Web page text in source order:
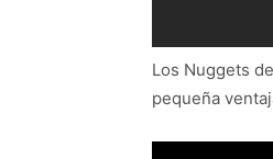
Los Nuggets
pequeña